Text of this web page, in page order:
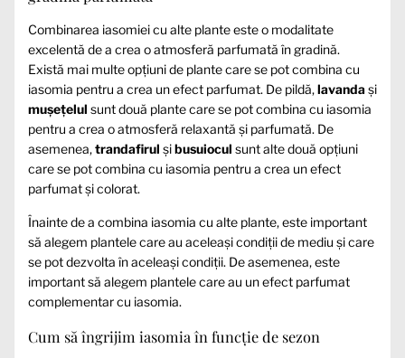
Combinarea iasomiei cu alte plante este o modalitate
excelentă de a crea o atmosferă parfumată în gradină.
Există mai multe opțiuni de plante care se pot combina cu
iasomia pentru a crea un efect parfumat. De pildă,lavandași
mușețelul sunt două plante care se pot combina cu iasomia
pentru a crea o atmosferă relaxantă și parfumată. De
asemenea,trandafirul șibusuiocul sunt alte două opțiuni
care se pot combina cu iasomia pentru a crea un efect
parfumat și colorat.
Înainte de a combina iasomia cu alte plante, este important
să alegem plantele care au aceleași condiții de mediu și care
se pot dezvolta în aceleași condiții. De asemenea, este
important să alegem plantele care au un efect parfumat
complementar cu iasomia.
Cum să îngrijim iasomia în funcție de sezon